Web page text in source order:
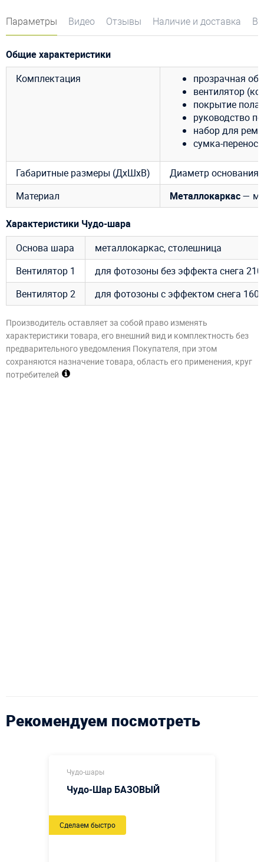
Параметры Видео Отзывы Наличие и доставка
Общие характеристики
Комплектация
прозрачная
вентилятор
покрытие
руководство
набор для
сумка-
Габаритные размеры (ДхШхВ)
Диаметр основания
Материал
Металлокаркас—
Характеристики Чудо-шара
Основа шара
металлокаркас, столешница
Вентилятор 1
для фотозоны без эффекта снега
Вентилятор 2
для фотозоны с эффектом снега
Производитель оставляет за собой право изменять
характеристики товара, его внешний вид и комплектность без
предварительного уведомления Покупателя, при этом
сохраняются назначение товара, область его применения, круг
потребителей
Рекомендуем посмотреть
Чудо-шары
Чудо-Шар БАЗОВЫЙ
Сделаем быстро